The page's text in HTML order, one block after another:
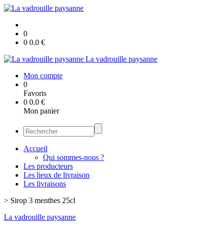
0
0 0.0 €
La vadrouille paysanne
Mon compte
0
Favoris
0 0.0 €
Mon panier
Accueil
Qui sommes-nous ?
Les producteurs
Les lieux de livraison
Les livraisons
> Sirop 3 menthes 25cl
La vadrouille paysanne